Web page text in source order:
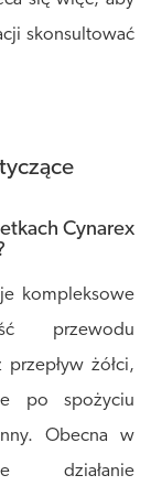
skonsultować
Cynarex
kompleksowe
przewodu
żółci,
po spożyciu
Obecna w
działanie